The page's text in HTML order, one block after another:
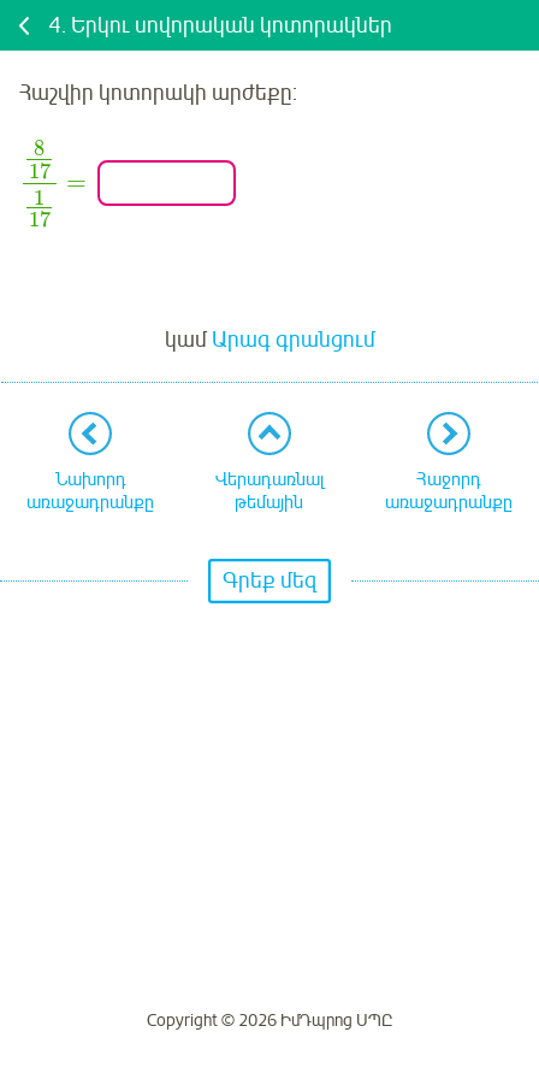
4. Երկու սովորական կոտորակներ
Հաշվիր կոտորակի արժեքը:
8
17
1
17
=
կամԱրագ գրանցում
Նախորդ
առաջադրանքը
Վերադառնալ
թեմային
Հաջորդ
առաջադրանքը
Գրեք մեզ
Copyright © 2026 ԻմԴպրոց ՍՊԸ